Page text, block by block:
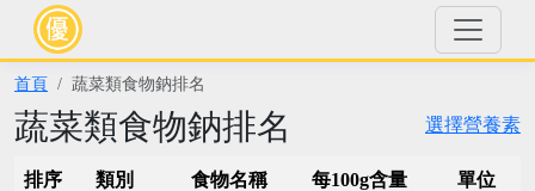
首頁 蔬菜類食物鈉排名
選擇營養素
蔬菜類食物鈉排名
排序 類別 食物名稱 每100g含量 單位